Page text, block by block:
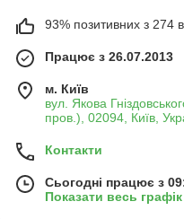
93% позитивних з 274
Працює з 26.07.2013
м. Київ
вул. Якова
пров.), 02094, Київ,
Контакти
Сьогодні працює з
Показати весь